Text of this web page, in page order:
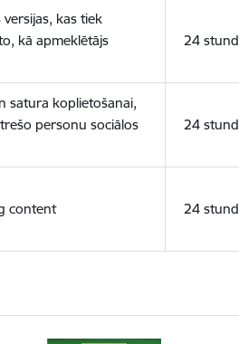
kas tiek
kā apmeklētājs
24
satura koplietošanai,
personu sociālos
24
content 24